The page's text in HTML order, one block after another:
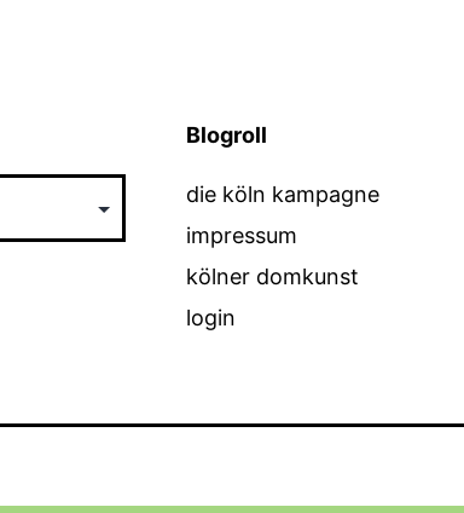
Blogroll
die köln kampagne
impressum
kölner domkunst
login